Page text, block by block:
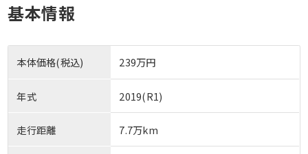
基本情報
本体価格(税込) 239万円
年式 2019(R1)
走行距離 7.7万km